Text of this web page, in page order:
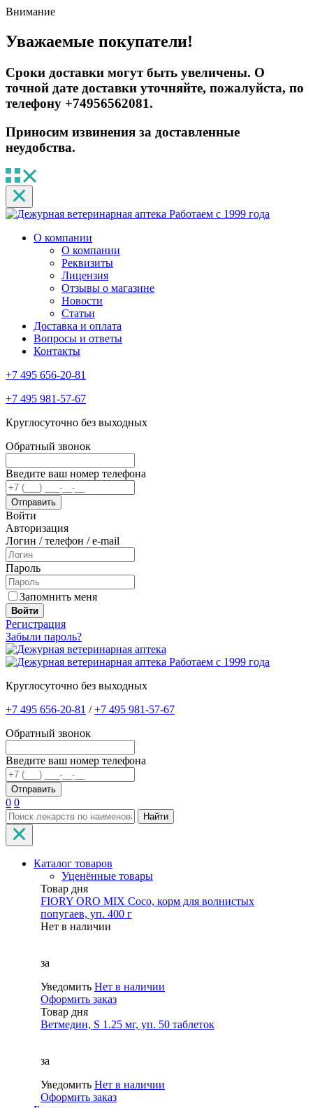
Внимание
Уважаемые покупатели!
Сроки доставки могут быть увеличены. О
точной дате доставки уточняйте, пожалуйста, по
телефону +74956562081.
Приносим извинения за доставленные
неудобства.
Работаем с 1999 года
О компании
О компании
Реквизиты
Лицензия
Отзывы о магазине
Новости
Статьи
Доставка и оплата
Вопросы и ответы
Контакты
+7 495 656-20-81
+7 495 981-57-67
Круглосуточно без выходных
Обратный звонок
Введите ваш номер телефона
Войти
Авторизация
Логин / телефон / e-mail
Пароль
Запомнить меня
Войти
Регистрация
Забыли пароль?
Работаем с 1999 года
Круглосуточно без выходных
+7 495 656-20-81 /+7 495 981-57-67
Обратный звонок
Введите ваш номер телефона
0 0
Найти
Каталог товаров
Уценённые товары
Товар дня
FIORY ORO MIX Coco, корм для волнистых
попугаев, уп. 400 г
Нет в наличии
за
Уведомить Нет в наличии
Оформить заказ
Товар дня
Ветмедин, S 1.25 мг, уп. 50 таблеток
за
Уведомить Нет в наличии
Оформить заказ